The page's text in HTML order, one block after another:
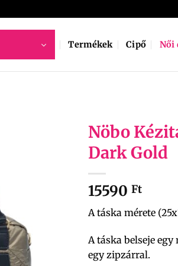
Termékek Cipő Női
Nöbo
Dark Gold
15590 Ft
A táska mérete
A táska belseje
egy zipzárral.